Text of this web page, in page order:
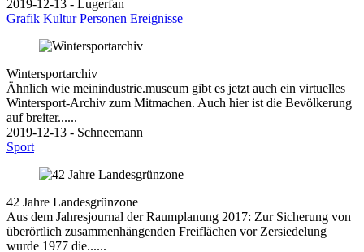
2019-12-13 - Lugerfan
Grafik KulturPersonen Ereignisse
Wintersportarchiv
Ähnlich wie meinindustrie.museum gibt es jetzt auch ein virtuelles
Wintersport-Archiv zum Mitmachen. Auch hier ist die Bevölkerung
auf breiter......
2019-12-13 - Schneemann
Sport
42 Jahre Landesgrünzone
Aus dem Jahresjournal der Raumplanung 2017: Zur Sicherung von
überörtlich zusammenhängenden Freiflächen vor Zersiedelung
wurde 1977 die......